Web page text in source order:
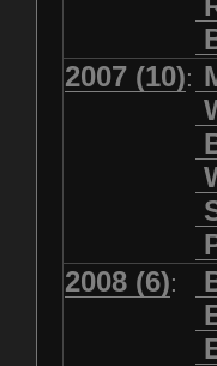
Wanderer
Wildhüter
Steinbock
Uhu
Waschbär
2007 (10):
2008 (6):